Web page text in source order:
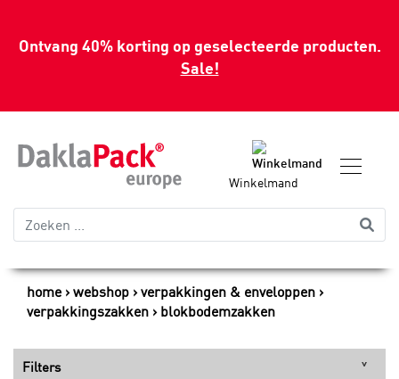
Ontvang 40% korting op geselecteerde producten.
Sale!
Winkelmand
home webshop
verpakkingen & enveloppen
verpakkingszakken
blokbodemzakken
Filters